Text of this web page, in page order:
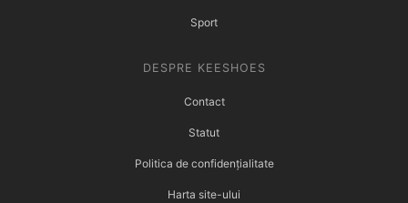
Sport
DESPRE KEESHOES
Contact
Statut
Politica de confidențialitate
Harta site-ului